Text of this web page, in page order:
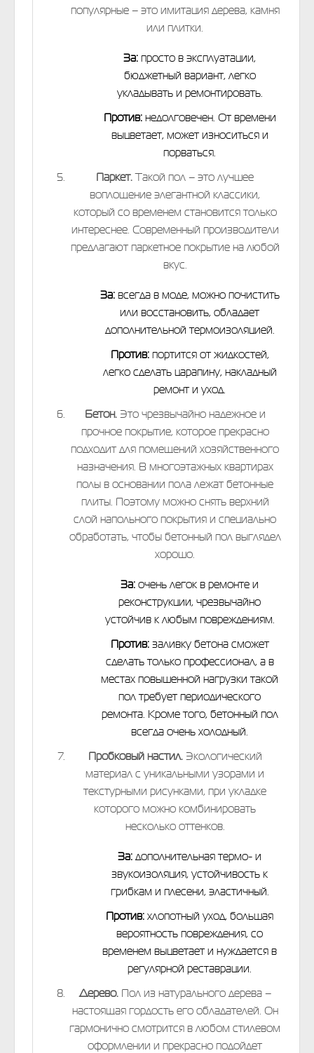
популярные – это имитация дерева, камня
или плитки.
За: просто в эксплуатации,
бюджетный вариант, легко
укладывать и ремонтировать.
Против:недолговечен. От времени
выцветает, может износиться и
порваться.
Паркет.Такой пол – это лучшее
воплощение элегантной классики,
который со временем становится только
интереснее. Современный производители
предлагают паркетное покрытие на любой
вкус.
За:всегда в моде, можно почистить
или восстановить, обладает
дополнительной термоизоляцией.
Против:портится от жидкостей,
легко сделать царапину, накладный
ремонт и уход.
Бетон.Это чрезвычайно надежное и
прочное покрытие, которое прекрасно
подходит для помещений хозяйственного
назначения. В многоэтажных квартирах
полы в основании пола лежат бетонные
плиты. Поэтому можно снять верхний
слой напольного покрытия и специально
обработать, чтобы бетонный пол выглядел
хорошо.
За: очень легок в ремонте и
реконструкции, чрезвычайно
устойчив к любым повреждениям.
Против:заливку бетона сможет
сделать только профессионал, а в
местах повышенной нагрузки такой
пол требует периодического
ремонта. Кроме того, бетонный пол
всегда очень холодный.
Пробковый настил.Экологический
материал с уникальными узорами и
текстурными рисунками, при укладке
которого можно комбинировать
несколько оттенков.
За:дополнительная термо- и
звукоизоляция, устойчивость к
грибкам и плесени, эластичный.
Против: хлопотный уход, большая
вероятность повреждения, со
временем выцветает и нуждается в
регулярной реставрации.
Дерево.Пол из натурального дерева –
настоящая гордость его обладателей. Он
гармонично смотрится в любом стилевом
оформлении и прекрасно подойдет